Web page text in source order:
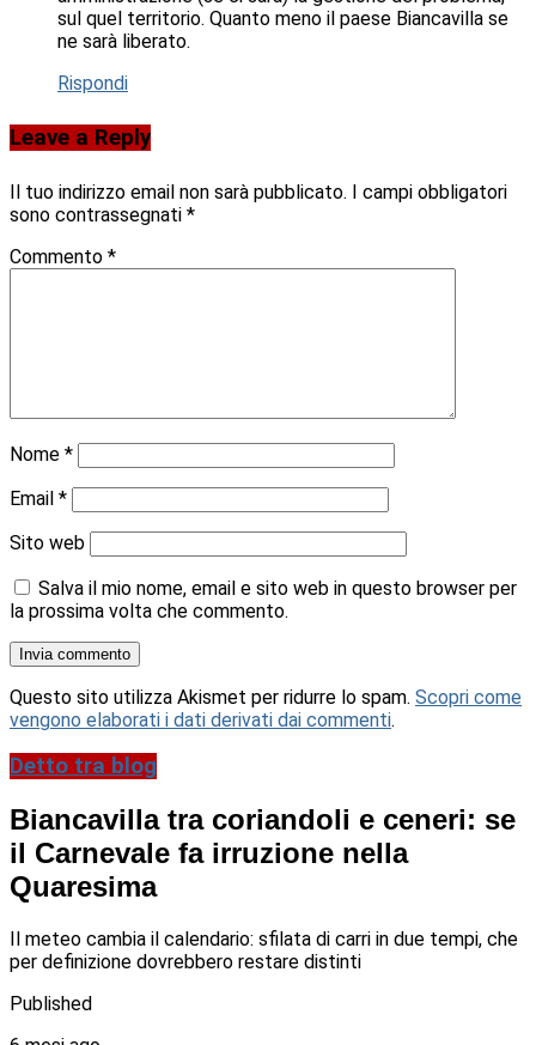
sul quel territorio. Quanto meno il paese Biancavilla se
ne sarà liberato.
Rispondi
Leave a Reply
Il tuo indirizzo email non sarà pubblicato. I campi obbligatori
sono contrassegnati *
Commento *
Nome *
Email *
Sito web
Salva il mio nome, email e sito web in questo browser per
la prossima volta che commento.
Questo sito utilizza Akismet per ridurre lo spam. Scopri come
vengono elaborati i dati derivati dai commenti.
Detto tra blog
Biancavilla tra coriandoli e ceneri: se
il Carnevale fa irruzione nella
Quaresima
Il meteo cambia il calendario: sfilata di carri in due tempi, che
per definizione dovrebbero restare distinti
Published